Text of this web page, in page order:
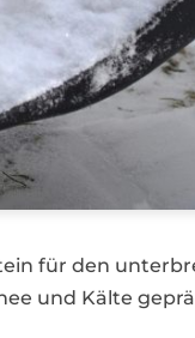
für den
und Kälte